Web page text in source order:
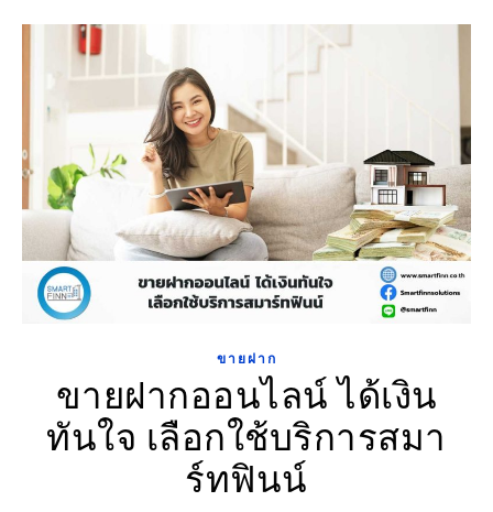
ขายฝาก
ขายฝากออนไลน์ ได้เงิน
ทันใจ เลือกใช้บริการสมา
ร์ทฟินน์